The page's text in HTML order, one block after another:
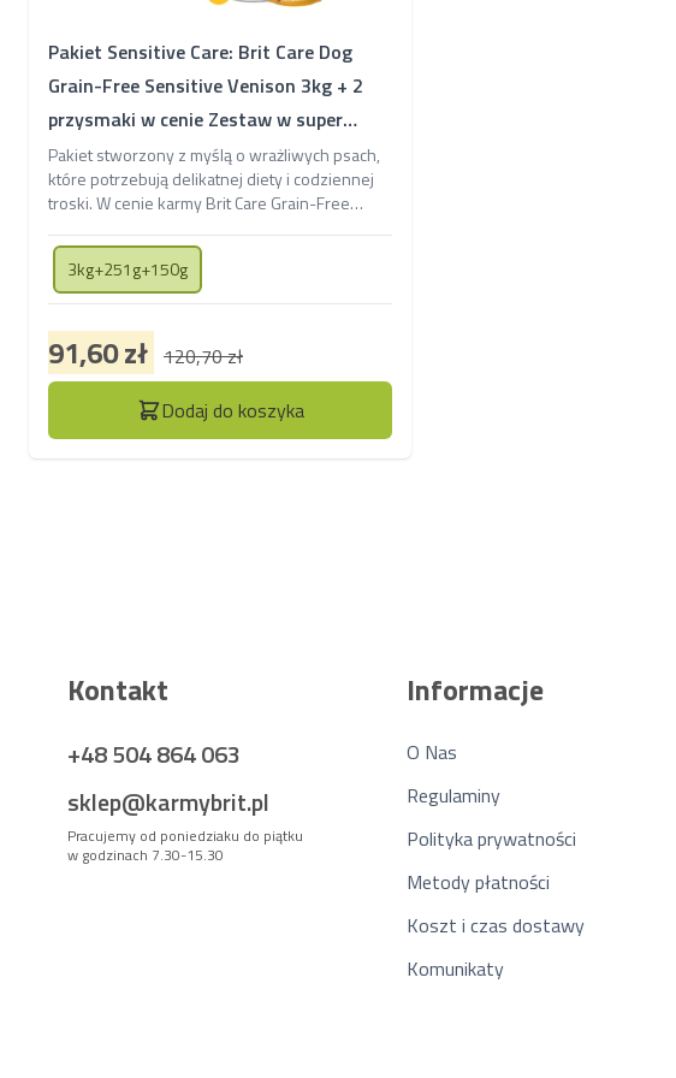
Pakiet Sensitive Care: Brit Care Dog
Grain-Free Sensitive Venison 3kg + 2
przysmaki w cenie Zestaw w super
okazji
Pakiet stworzony z myślą o wrażliwych psach,
które potrzebują delikatnej diety i codziennej
troski. W cenie karmy Brit Care Grain-Free
funkcjonalne przysmaki - Skin & Coat Krill
wspierający skórę i sierść oraz dentystyczne
sticki Teeth & Gums pomagające zadbać o
3kg+251g+150g
91,60 zł 120,70 zł
Dodaj do koszyka
Kontakt
+48 504 864 063
sklep@karmybrit.pl
Pracujemy od poniedziaku do piątku
w godzinach 7.30-15.30
Informacje
O Nas
Regulaminy
Polityka prywatności
Metody płatności
Koszt i czas dostawy
Komunikaty